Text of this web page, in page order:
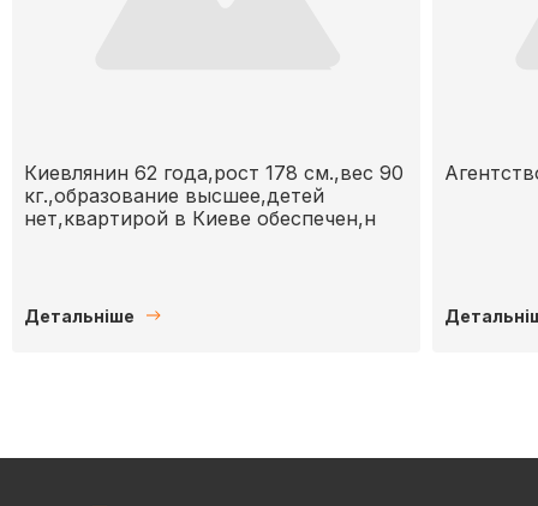
Киевлянин 62 года,рост 178 см.,вес 90
кг.,образование высшее,детей
нет,квартирой в Киеве обеспечен,н
Детальніше